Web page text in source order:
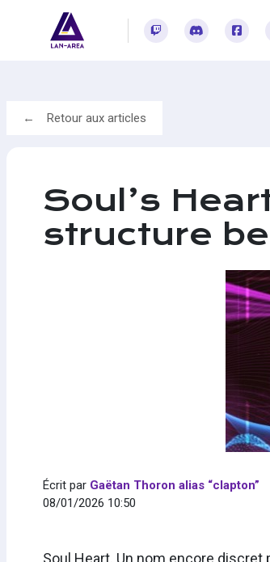
Rejoignez-vous
Rejoignez-vous
Rejoignez-vous
Rejoignez-vous
Retour aux articles
Soul’s
structure
Écrit par Gaëtan Thoron alias “clapton”
08/01/2026 10:50